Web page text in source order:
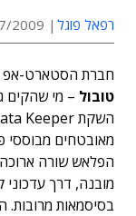
רפאל פוגל 15:40
חברת הסטארט-אפ
טובול – מי
הפלאש שורה